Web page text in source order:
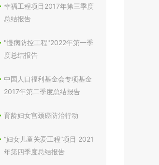
幸福工程项目2017年第三季度
总结报告
"慢病防控工程"2022年第一季
度总结报告
中国人口福利基金会专项基金
2017年第二季度总结报告
育龄妇女宫颈癌防治行动
“妇女儿童关爱工程”项目 2021
年第四季度总结报告